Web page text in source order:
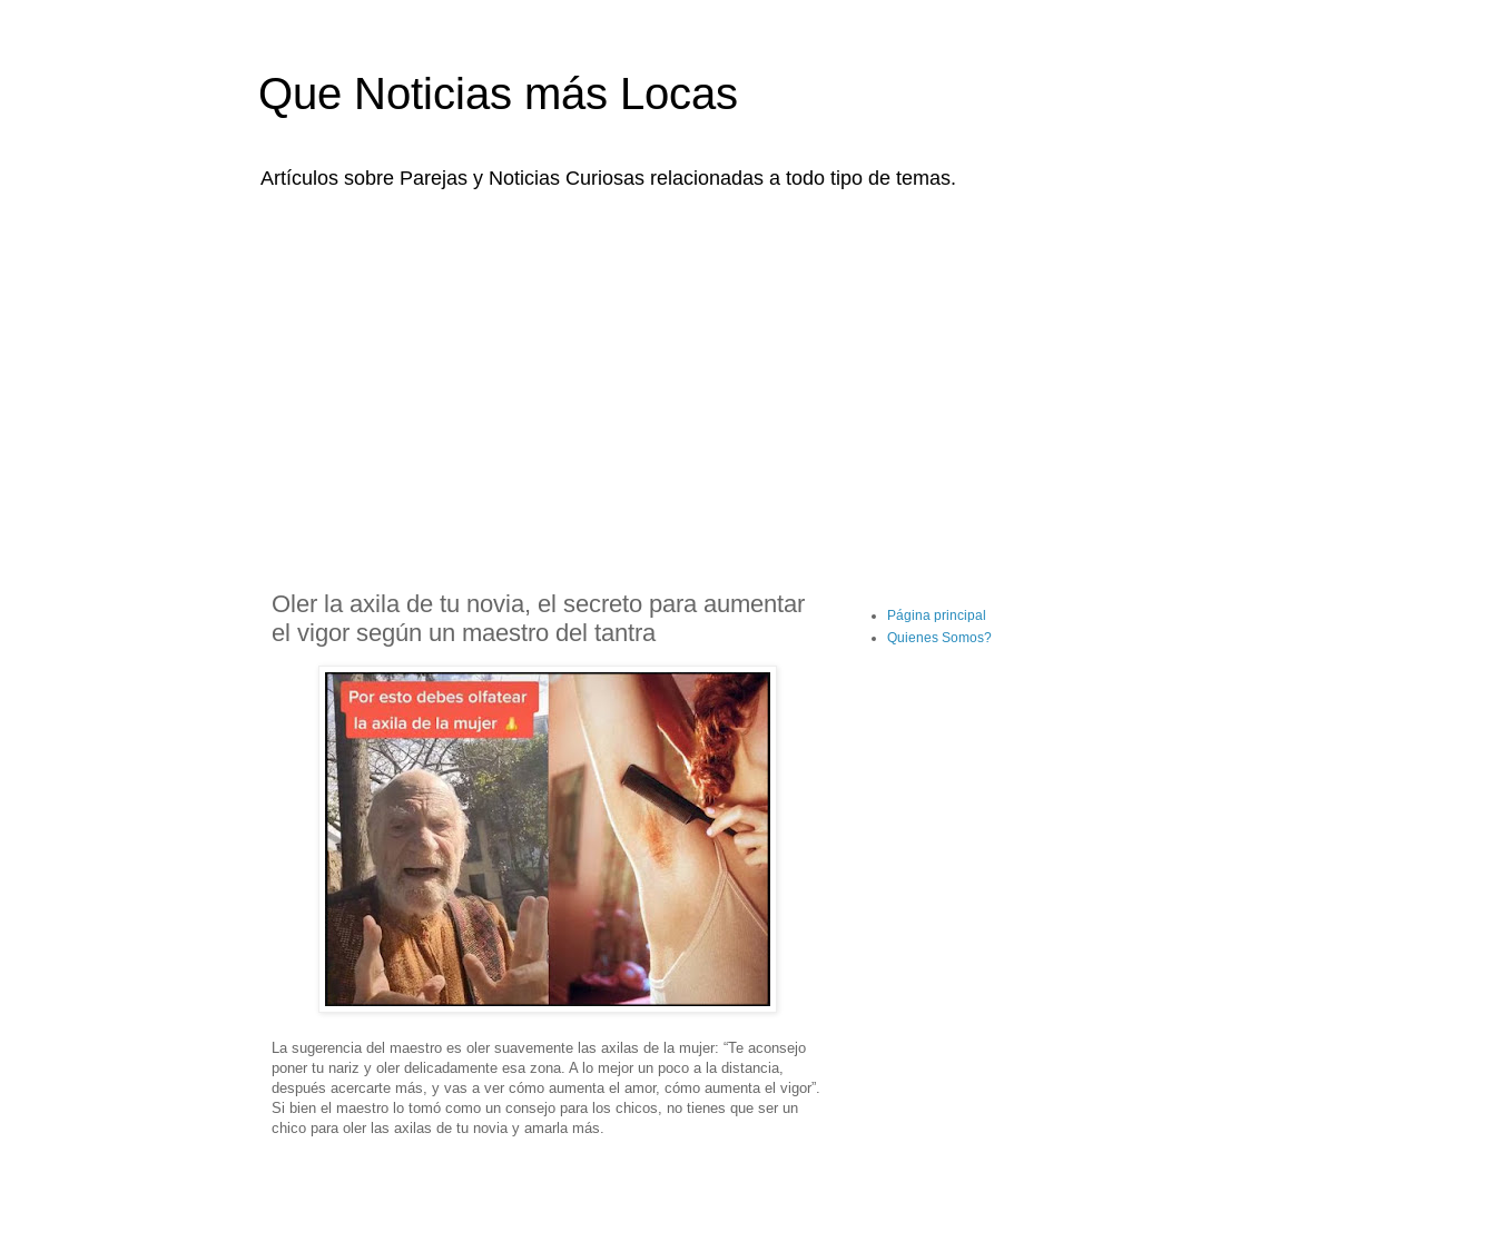
Que Noticias más Locas
Artículos sobre Parejas y Noticias Curiosas relacionadas a todo tipo de temas.
Oler la axila de tu novia, el secreto para aumentar
el vigor según un maestro del tantra
La sugerencia del maestro es oler suavemente las axilas de la mujer: “Te aconsejo
poner tu nariz y oler delicadamente esa zona. A lo mejor un poco a la distancia,
después acercarte más, y vas a ver cómo aumenta el amor, cómo aumenta el vigor”.
Si bien el maestro lo tomó como un consejo para los chicos, no tienes que ser un
chico para oler las axilas de tu novia y amarla más.
Página principal
Quienes Somos?